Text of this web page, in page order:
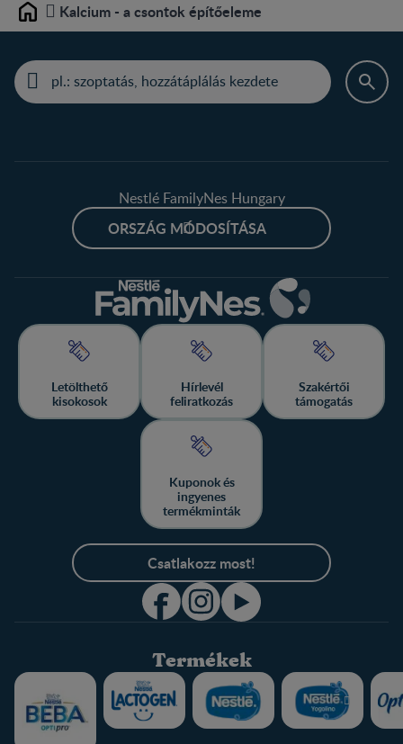
Home Kalcium - a csontok építőeleme
Nestlé FamilyNes Hungary
ORSZÁG MÓDOSÍTÁSA
Letölthető
kisokosok
Hírlevél
feliratkozás
Szakértői
támogatás
Kuponok és
ingyenes
termékminták
Csatlakozz most!
Termékek